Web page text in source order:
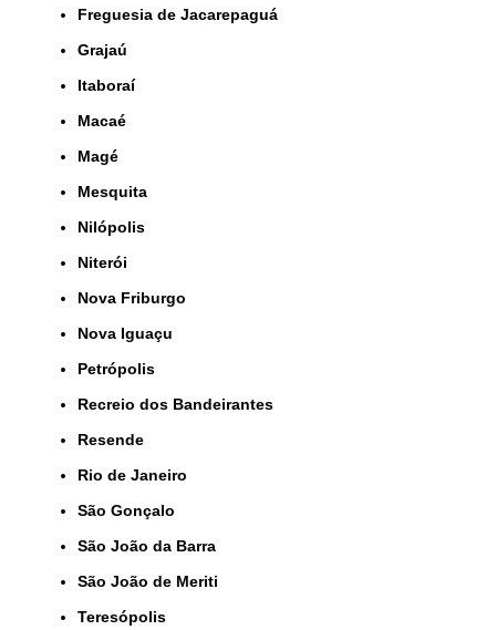
Freguesia de Jacarepaguá
Grajaú
Itaboraí
Macaé
Magé
Mesquita
Nilópolis
Niterói
Nova Friburgo
Nova Iguaçu
Petrópolis
Recreio dos Bandeirantes
Resende
Rio de Janeiro
São Gonçalo
São João da Barra
São João de Meriti
Teresópolis